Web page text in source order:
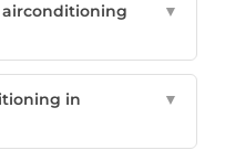
▼
in
▼